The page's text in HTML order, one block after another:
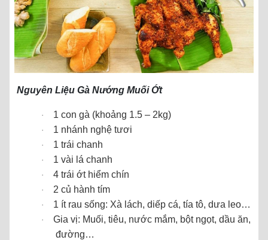
Nguyên Liệu Gà Nướng Muối Ớt
· 1 con gà (khoảng 1.5 – 2kg)
· 1 nhánh nghệ tươi
· 1 trái chanh
· 1 vài lá chanh
· 4 trái ớt hiểm chín
· 2 củ hành tím
· 1 ít rau sống: Xà lách, diếp cá, tía tô, dưa leo…
·
Gia vị: Muối, tiêu, nước mắm, bột ngọt, dầu ăn,
đường…